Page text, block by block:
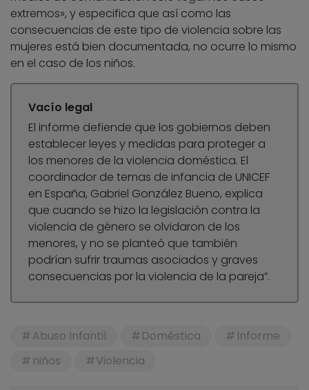
extremos», y especifica que así como las
consecuencias de este tipo de violencia sobre las
mujeres está bien documentada, no ocurre lo mismo
en el caso de los niños.
Vacío legal
El informe defiende que los gobiernos deben
establecer leyes y medidas para proteger a
los menores de la violencia doméstica. El
coordinador de temas de infancia de UNICEF
en España, Gabriel González Bueno, explica
que cuando se hizo la legislación contra la
violencia de género se olvidaron de los
menores, y no se planteó que también
podrían sufrir traumas asociados y graves
consecuencias por la violencia de la pareja”.
Abuso Infantil Doméstica
Informe
niños
Violencia